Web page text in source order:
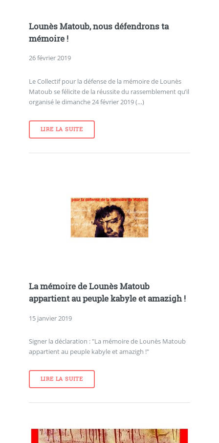
Lounès Matoub, nous défendrons ta
mémoire !
26 février 2019
Le Collectif pour la défense de la mémoire de Lounès
Matoub se félicite de la réussite du rassemblement qu’il
organisé le dimanche 24 février 2019 (…)
LIRE LA SUITE
La mémoire de Lounès Matoub
appartient au peuple kabyle et amazigh !
15 janvier 2019
Signer la déclaration : "La mémoire de Lounès Matoub
appartient au peuple kabyle et amazigh !"
LIRE LA SUITE